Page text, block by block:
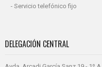
- Servicio telefónico fijo
DELEGACIÓN CENTRAL